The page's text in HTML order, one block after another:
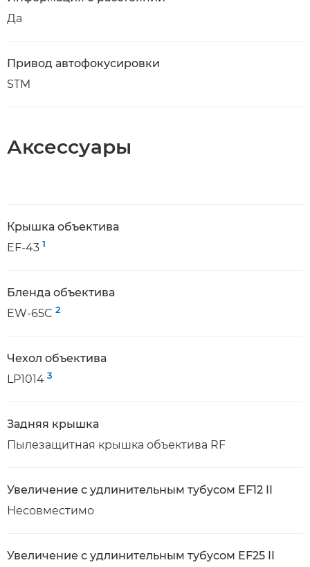
Да
Привод автофокусировки
STM
Аксессуары
Крышка объектива
EF-43 1
Бленда объектива
EW-65C 2
Чехол объектива
LP1014 3
Задняя крышка
Пылезащитная крышка объектива RF
Увеличение с удлинительным тубусом EF12 II
Несовместимо
Увеличение с удлинительным тубусом EF25 II